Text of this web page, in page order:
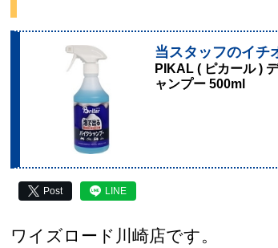
当スタッフのイチ
PIKAL ( ピカール )
ャンプー 500ml
Post LINE
ワイズロード川崎店です。